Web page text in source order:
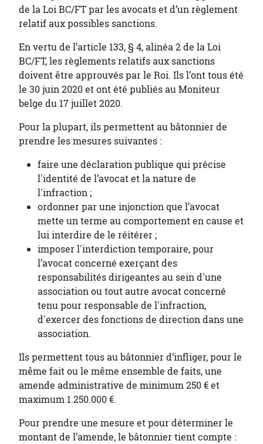
de la Loi BC/FT par les avocats et d’un règlement
relatif aux possibles sanctions.
En vertu de l’article 133, § 4, alinéa 2 de la Loi
BC/FT, les règlements relatifs aux sanctions
doivent être approuvés par le Roi. Ils l’ont tous été
le 30 juin 2020 et ont été publiés au Moniteur
belge du 17 juillet 2020.
Pour la plupart, ils permettent au bâtonnier de
prendre les mesures suivantes :
faire une déclaration publique qui précise
l'identité de l’avocat et la nature de
l'infraction ;
ordonner par une injonction que l’avocat
mette un terme au comportement en cause et
lui interdire de le réitérer ;
imposer l'interdiction temporaire, pour
l’avocat concerné exerçant des
responsabilités dirigeantes au sein d'une
association ou tout autre avocat concerné
tenu pour responsable de l'infraction,
d'exercer des fonctions de direction dans une
association.
Ils permettent tous au bâtonnier d’infliger, pour le
même fait ou le même ensemble de faits, une
amende administrative de minimum 250 € et
maximum 1.250.000 €.
Pour prendre une mesure et pour déterminer le
montant de l’amende, le bâtonnier tient compte :